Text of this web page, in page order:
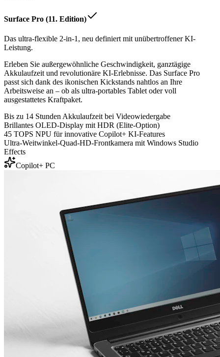
Surface Pro (11. Edition)
Das ultra-flexible 2-in-1, neu definiert mit unübertroffener KI-
Leistung.
Erleben Sie außergewöhnliche Geschwindigkeit, ganztägige
Akkulaufzeit und revolutionäre KI-Erlebnisse. Das Surface Pro
passt sich dank des ikonischen Kickstands nahtlos an Ihre
Arbeitsweise an – ob als ultra-portables Tablet oder voll
ausgestattetes Kraftpaket.
Bis zu 14 Stunden Akkulaufzeit bei Videowiedergabe
Brillantes OLED-Display mit HDR (Elite-Option)
45 TOPS NPU für innovative Copilot+ KI-Features
Ultra-Weitwinkel-Quad-HD-Frontkamera mit Windows Studio
Effects
Copilot+ PC